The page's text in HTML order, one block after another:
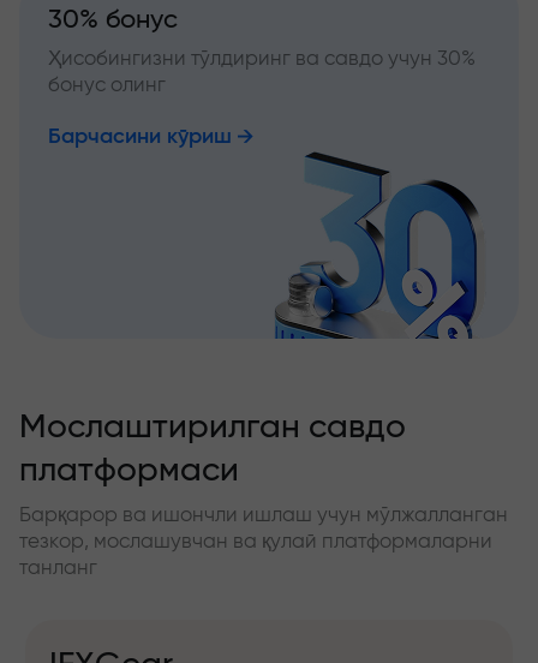
30% бонус
Ҳисобингизни тўлдиринг ва савдо учун 30%
бонус олинг
Барчасини кўриш
Мослаштирилган савдо
платформаси
Барқарор ва ишончли ишлаш учун мўлжалланган
тезкор, мослашувчан ва қулай платформаларни
танланг